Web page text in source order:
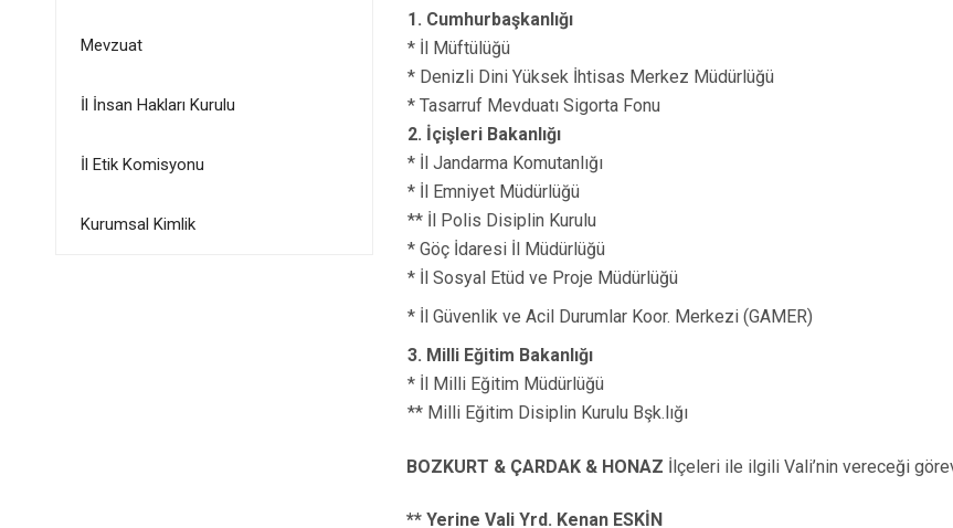
Mevzuat
İl İnsan Hakları Kurulu
İl Etik Komisyonu
Kurumsal Kimlik
1. Cumhurbaşkanlığı
* İl Müftülüğü
* Denizli Dini Yüksek İhtisas Merkez Müdürlüğü
* Tasarruf Mevduatı Sigorta Fonu
2. İçişleri Bakanlığı
* İl Jandarma Komutanlığı
* İl Emniyet Müdürlüğü
** İl Polis Disiplin Kurulu
* Göç İdaresi İl Müdürlüğü
* İl Sosyal Etüd ve Proje Müdürlüğü
* İl Güvenlik ve Acil Durumlar Koor. Merkezi (GAMER)
3. Milli Eğitim Bakanlığı
* İl Milli Eğitim Müdürlüğü
** Milli Eğitim Disiplin Kurulu Bşk.lığı
BOZKURT & ÇARDAK & HONAZ İlçeleri ile ilgili Vali’nin vereceği
** Yerine Vali Yrd. Kenan ESKİN